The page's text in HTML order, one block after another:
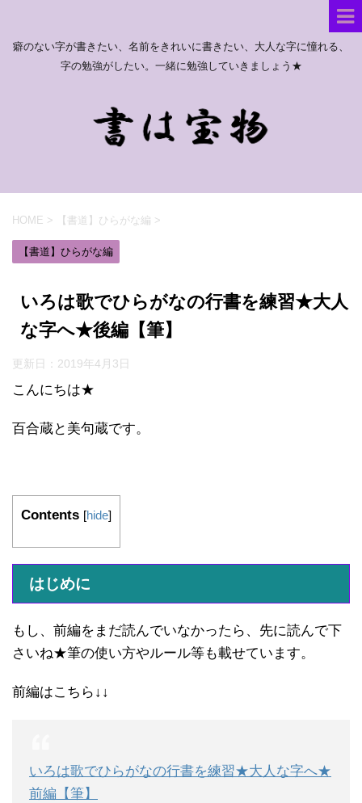
癖のない字が書きたい、名前をきれいに書きたい、大人な字に憧れる、
字の勉強がしたい。一緒に勉強していきましょう★
HOME > 【書道】ひらがな編 >
【書道】ひらがな編
いろは歌でひらがなの行書を練習★大人
な字へ★後編【筆】
更新日： 2019年4月3日
こんにちは★
百合蔵と美句蔵です。
Contents [hide]
はじめに
もし、前編をまだ読んでいなかったら、先に読んで下
さいね★筆の使い方やルール等も載せています。
前編はこちら↓↓
いろは歌でひらがなの行書を練習★大人な字へ★
前編【筆】